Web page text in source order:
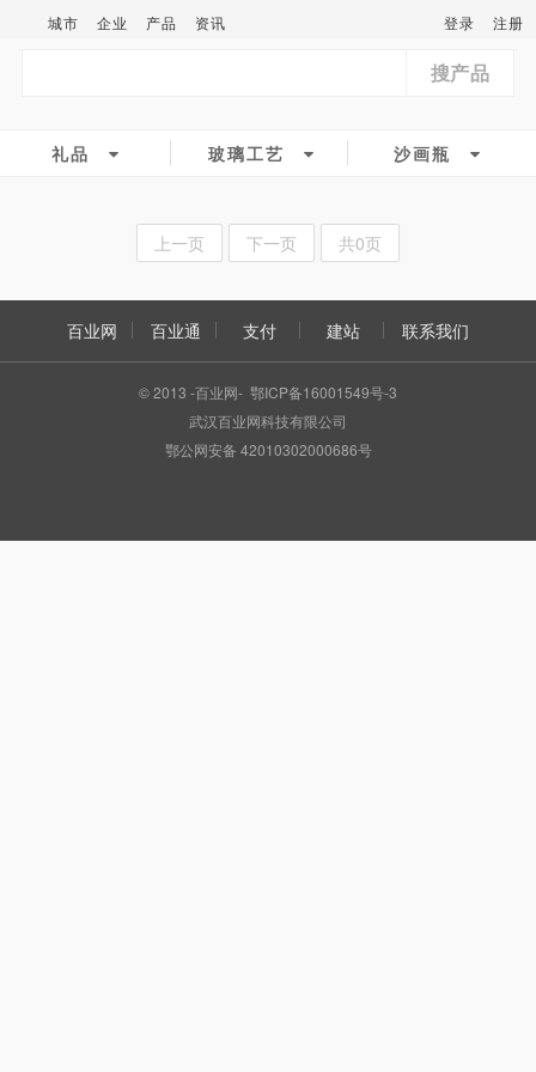
城市 企业 产品 资讯 登录 注册
搜产品
礼品 玻璃工艺 沙画瓶
上一页 下一页 共0页
百业网 百业通 支付 建站 联系我们
© 2013 -百业网- 鄂ICP备16001549号-3
武汉百业网科技有限公司
鄂公网安备 42010302000686号